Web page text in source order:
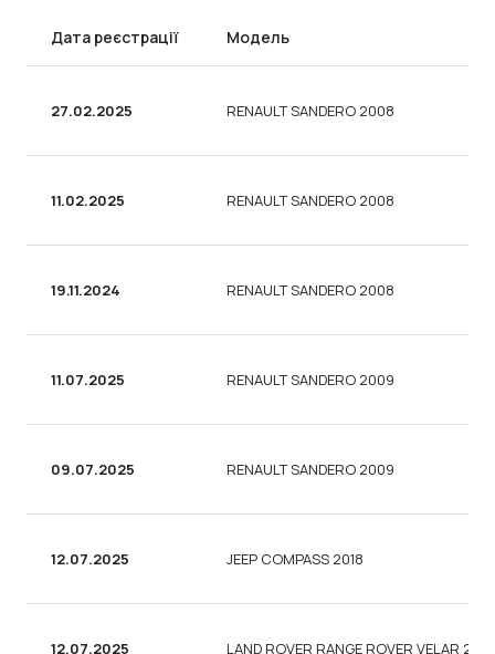
Дата реєстрації Модель
27.02.2025 RENAULT SANDERO 2008
11.02.2025 RENAULT SANDERO 2008
19.11.2024 RENAULT SANDERO 2008
11.07.2025 RENAULT SANDERO 2009
09.07.2025 RENAULT SANDERO 2009
12.07.2025 JEEP COMPASS 2018
12.07.2025 LAND ROVER RANGE ROVER VELAR 2018